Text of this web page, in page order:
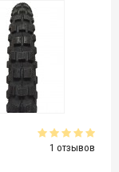
1 отзывов